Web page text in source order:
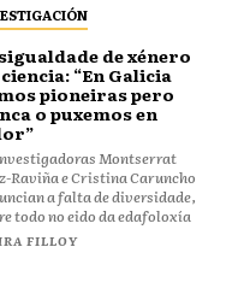
de xénero
“En Galicia
pioneiras pero
o puxemos en
Montserrat
Raviña e Cristina Caruncho
a falta de diversidade,
todo no eido da edafoloxía
FILLOY